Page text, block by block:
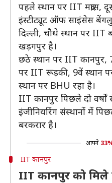
पहले स्थान पर IIT मद्रास,
इंस्टीट्यूट ऑफ साइंसेस
दिल्ली, चौथे स्थान पर
खड़गपुर है।
छठे स्थान पर IIT कानपुर,
पर IIT रूड़की, 9वें स्थान
स्थान पर BHU रहा है।
IIT कानपुर पिछले दो
इंजीनियरिंग संस्थानों में
बरकरार है।
आपने
IIT कानपुर
IIT कानपुर को मिले